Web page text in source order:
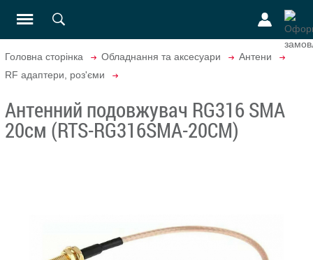
Головна сторінка Обладнання та аксесуари
Антени
RF адаптери, роз'єми
Антенний подовжувач RG316 SMA
20см (RTS-RG316SMA-20CM)